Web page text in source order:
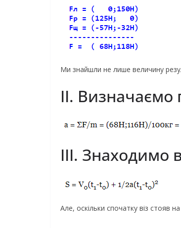
Ми знайшли не лише величину
ІІ.
ІІІ. Знаходимо
Але, оскільки спочатку віз стояв на